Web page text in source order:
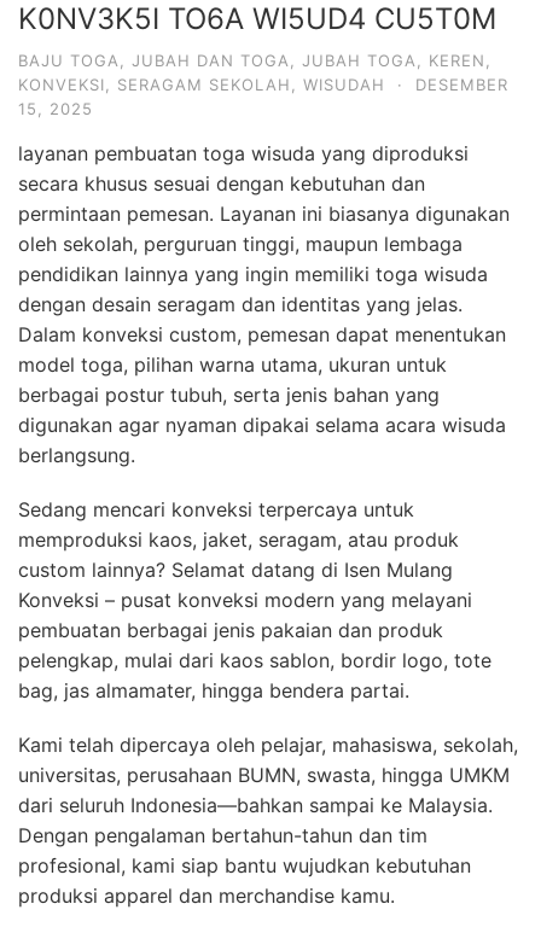
K0NV3K5I TO6A WI5UD4 CU5T0M
BAJU TOGA JUBAH DAN TOGA JUBAH TOGA KEREN
KONVEKSI
SERAGAM SEKOLAH WISUDAH ·
DESEMBER
15, 2025
layanan pembuatan toga wisuda yang diproduksi
secara khusus sesuai dengan kebutuhan dan
permintaan pemesan. Layanan ini biasanya digunakan
oleh sekolah, perguruan tinggi, maupun lembaga
pendidikan lainnya yang ingin memiliki toga wisuda
dengan desain seragam dan identitas yang jelas.
Dalam konveksi custom, pemesan dapat menentukan
model toga, pilihan warna utama, ukuran untuk
berbagai postur tubuh, serta jenis bahan yang
digunakan agar nyaman dipakai selama acara wisuda
berlangsung.
Sedang mencari konveksi terpercaya untuk
memproduksi kaos, jaket, seragam, atau produk
custom lainnya? Selamat datang di Isen Mulang
Konveksi – pusat konveksi modern yang melayani
pembuatan berbagai jenis pakaian dan produk
pelengkap, mulai dari kaos sablon, bordir logo, tote
bag, jas almamater, hingga bendera partai.
Kami telah dipercaya oleh pelajar, mahasiswa, sekolah,
universitas, perusahaan BUMN, swasta, hingga UMKM
dari seluruh Indonesia—bahkan sampai ke Malaysia.
Dengan pengalaman bertahun-tahun dan tim
profesional, kami siap bantu wujudkan kebutuhan
produksi apparel dan merchandise kamu.